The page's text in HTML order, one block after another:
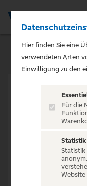
Hier finden Sie eine
verwendeten Arten
Einwilligung zu den
Für die